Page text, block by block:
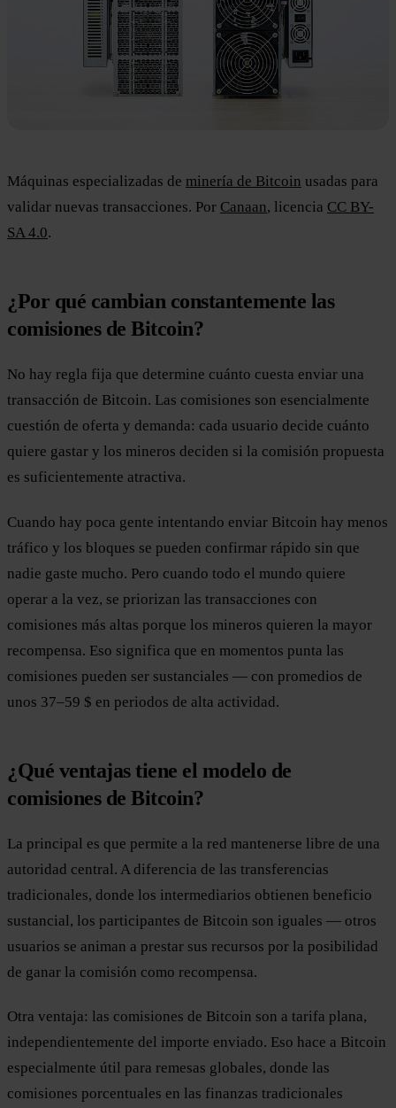
Máquinas especializadas de minería de Bitcoin usadas para
validar nuevas transacciones. Por Canaan, licencia CC BY-
SA 4.0.
¿Por qué cambian constantemente las
comisiones de Bitcoin?
No hay regla fija que determine cuánto cuesta enviar una
transacción de Bitcoin. Las comisiones son esencialmente
cuestión de oferta y demanda: cada usuario decide cuánto
quiere gastar y los mineros deciden si la comisión propuesta
es suficientemente atractiva.
Cuando hay poca gente intentando enviar Bitcoin hay menos
tráfico y los bloques se pueden confirmar rápido sin que
nadie gaste mucho. Pero cuando todo el mundo quiere
operar a la vez, se priorizan las transacciones con
comisiones más altas porque los mineros quieren la mayor
recompensa. Eso significa que en momentos punta las
comisiones pueden ser sustanciales — con promedios de
unos 37–59 $ en periodos de alta actividad.
¿Qué ventajas tiene el modelo de
comisiones de Bitcoin?
La principal es que permite a la red mantenerse libre de una
autoridad central. A diferencia de las transferencias
tradicionales, donde los intermediarios obtienen beneficio
sustancial, los participantes de Bitcoin son iguales — otros
usuarios se animan a prestar sus recursos por la posibilidad
de ganar la comisión como recompensa.
Otra ventaja: las comisiones de Bitcoin son a tarifa plana,
independientemente del importe enviado. Eso hace a Bitcoin
especialmente útil para remesas globales, donde las
comisiones porcentuales en las finanzas tradicionales